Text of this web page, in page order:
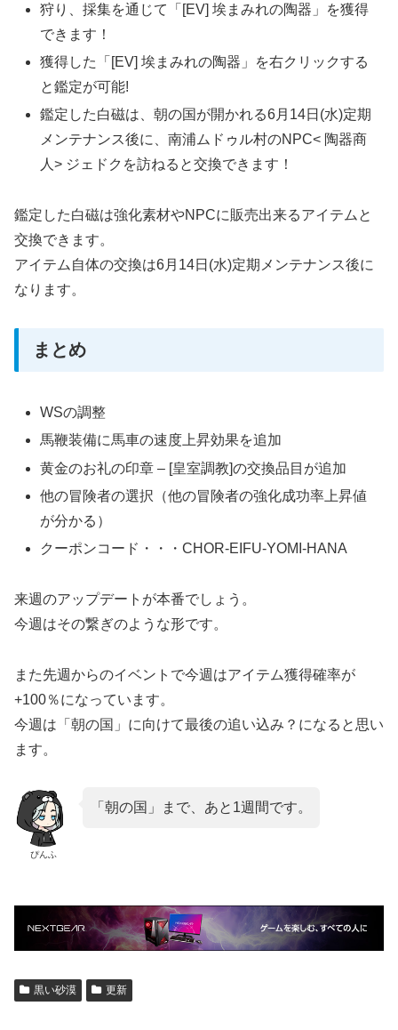
狩り、採集を通じて「[EV] 埃まみれの陶器」を獲得
できます！
獲得した「[EV] 埃まみれの陶器」を右クリックする
と鑑定が可能!
鑑定した白磁は、朝の国が開かれる6月14日(水)定期
メンテナンス後に、南浦ムドゥル村のNPC< 陶器商
人> ジェドクを訪ねると交換できます！
鑑定した白磁は強化素材やNPCに販売出来るアイテムと
交換できます。
アイテム自体の交換は6月14日(水)定期メンテナンス後に
なります。
まとめ
WSの調整
馬鞭装備に馬車の速度上昇効果を追加
黄金のお礼の印章 – [皇室調教]の交換品目が追加
他の冒険者の選択（他の冒険者の強化成功率上昇値
が分かる）
クーポンコード・・・CHOR-EIFU-YOMI-HANA
来週のアップデートが本番でしょう。
今週はその繋ぎのような形です。
また先週からのイベントで今週はアイテム獲得確率が
+100％になっています。
今週は「朝の国」に向けて最後の追い込み？になると思い
ます。
ぴんふ
「朝の国」まで、あと1週間です。
黒い砂漠 更新